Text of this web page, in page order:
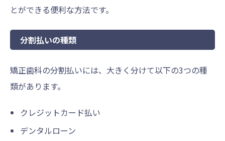
とができる便利な方法です。
分割払いの種類
矯正歯科の分割払いには、大きく分けて以下の3つの種
類があります。
クレジットカード払い
デンタルローン